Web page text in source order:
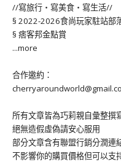
//寫旅行・寫美食・寫生活//
§ 2022-2026食尚玩家駐站部
§ 痞客邦金點賞
...more
合作邀約：
所有文章皆為巧莉親自彙整撰
絕無造假虛偽請安心服用
部分文章含有聯盟行銷分潤連
不影響你的購買價格但可以支